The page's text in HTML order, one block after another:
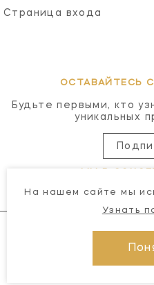
Страница входа
ОСТАВАЙТЕСЬ
Будьте первыми, кто
уникальных
© 2026 Visual
На нашем сайте мы
Узнать